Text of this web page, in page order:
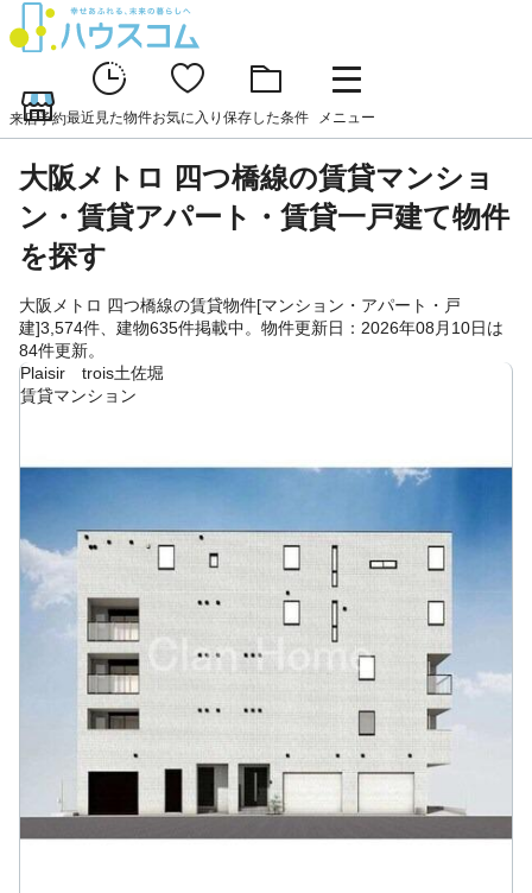
来店予約最近見た物件お気に入り 保存した条件 メニュー
大阪メトロ 四つ橋線の賃貸マンショ
ン・賃貸アパート・賃貸一戸建て物件
を探す
大阪メトロ 四つ橋線の賃貸物件[マンション・アパート・戸
建]3,574件、建物635件掲載中。物件更新日：2026年08月10日は
84件更新。
Plaisir trois土佐堀
賃貸マンション